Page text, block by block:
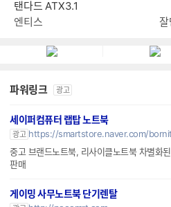
엔티스 ES 800W 80PLUS스
탠다드 ATX3.1
파워링크 광고
세이퍼컴퓨터 랩탑 노트북
광고 https://smartstore.naver.com/bornit
판매